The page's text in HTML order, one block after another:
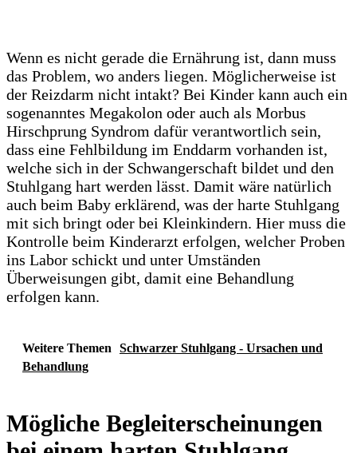
Wenn es nicht gerade die Ernährung ist, dann muss
das Problem, wo anders liegen. Möglicherweise ist
der Reizdarm nicht intakt? Bei Kinder kann auch ein
sogenanntes Megakolon oder auch als Morbus
Hirschprung Syndrom dafür verantwortlich sein,
dass eine Fehlbildung im Enddarm vorhanden ist,
welche sich in der Schwangerschaft bildet und den
Stuhlgang hart werden lässt. Damit wäre natürlich
auch beim Baby erklärend, was der harte Stuhlgang
mit sich bringt oder bei Kleinkindern. Hier muss die
Kontrolle beim Kinderarzt erfolgen, welcher Proben
ins Labor schickt und unter Umständen
Überweisungen gibt, damit eine Behandlung
erfolgen kann.
Weitere Themen
Schwarzer Stuhlgang - Ursachen und
Behandlung
Mögliche Begleiterscheinungen